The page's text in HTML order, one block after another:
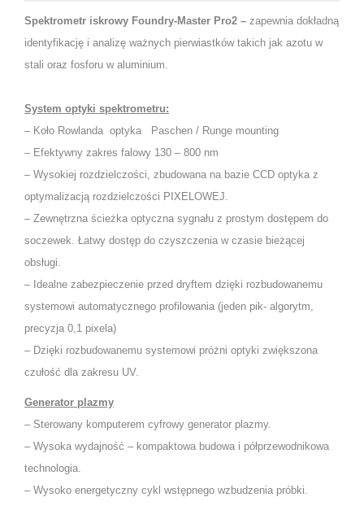
Spektrometr iskrowy Foundry-Master Pro2 – zapewnia dokładną
identyfikację i analizę ważnych pierwiastków takich jak azotu w
stali oraz fosforu w aluminium.
System optyki spektrometru:
– Koło Rowlanda optyka Paschen / Runge mounting
– Efektywny zakres falowy 130 – 800 nm
– Wysokiej rozdzielczości, zbudowana na bazie CCD optyka z
optymalizacją rozdzielczości PIXELOWEJ.
– Zewnętrzna ścieżka optyczna sygnału z prostym dostępem do
soczewek. Łatwy dostęp do czyszczenia w czasie bieżącej
obsługi.
– Idealne zabezpieczenie przed dryftem dzięki rozbudowanemu
systemowi automatycznego profilowania (jeden pik- algorytm,
precyzja 0,1 pixela)
– Dzięki rozbudowanemu systemowi próżni optyki zwiększona
czułość dla zakresu UV.
Generator plazmy
– Sterowany komputerem cyfrowy generator plazmy.
– Wysoka wydajność – kompaktowa budowa i półprzewodnikowa
technologia.
– Wysoko energetyczny cykl wstępnego wzbudzenia próbki.